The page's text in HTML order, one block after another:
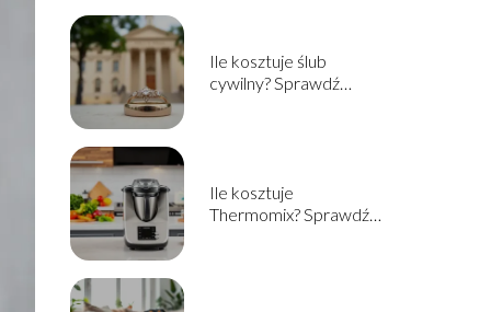
Ile kosztuje ślub
cywilny? Sprawdź
Ile kosztuje
Thermomix? Sprawdź